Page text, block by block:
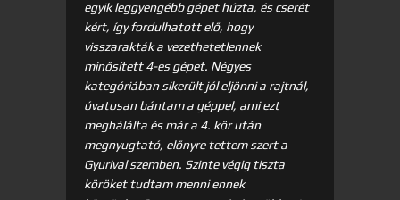
egyik leggyengébb gépet húzta, és cserét
kért, így fordulhatott elő, hogy
visszarakták a vezethetetlennek
minősített 4-es gépet. Négyes
kategóriában sikerült jól eljönni a rajtnál,
óvatosan bántam a géppel, ami ezt
meghálálta és már a 4. kör után
megnyugtató, előnyre tettem szert a
Gyurival szemben. Szinte végig tiszta
köröket tudtam menni ennek